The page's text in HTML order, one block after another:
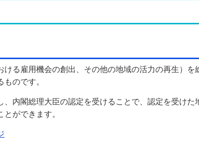
る雇用機会の創出、その他の地域の活力の再生）を
のです。
内閣総理大臣の認定を受けることで、認定を受けた
ができます。